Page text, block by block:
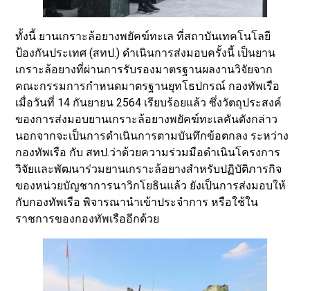
ทั้งนี้ ยานเกราะล้อยางพยัคฆ์ทะเล ที่สถาบันเทคโนโลยี
ป้องกันประเทศ (สทป.) ดำเนินการส่งมอบครั้งนี้ เป็นยาน
เกราะล้อยางที่ผ่านการรับรองมาตรฐานผลงานวิจัยจาก
คณะกรรมการกำหนดมาตรฐานยุทโธปกรณ์ กองทัพเรือ
เมื่อวันที่ 14 กันยายน 2564 เรียบร้อยแล้ว ซึ่งวัตถุประสงค์
ของการส่งมอบยานเกราะล้อยางพยัคฆ์ทะเลคันดังกล่าว
นอกจากจะเป็นการดำเนินการตามบันทึกข้อตกลง ระหว่าง
กองทัพเรือ กับ สทป.ว่าด้วยความร่วมมือดำเนินโครงการ
วิจัยและพัฒนาร่วมยานเกราะล้อยางสำหรับปฏิบัติภารกิจ
ของหน่วยบัญชาการนาวิกโยธินแล้ว ยังเป็นการส่งมอบให้
กับกองทัพเรือ พิจารณานำเข้าประจำการ หรือใช้ใน
ราชการของกองทัพเรืออีกด้วย